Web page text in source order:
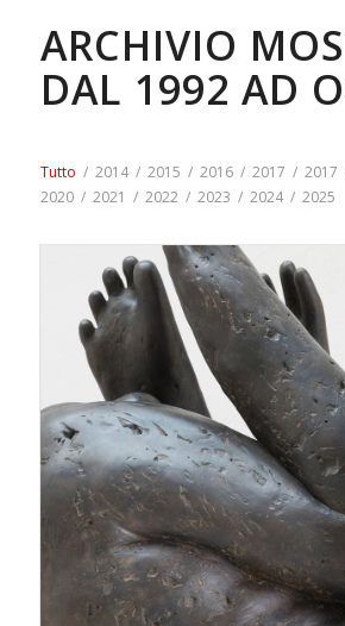
ARCHIVIO
DAL 1992 AD
Tutto / 2014 / 2015 / 2016 / 2017 / 2017
2020 / 2021 / 2022 / 2023 / 2024 / 2025